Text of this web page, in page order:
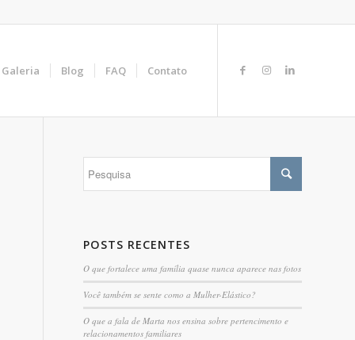
Galeria Blog FAQ Contato
POSTS RECENTES
O que fortalece uma família quase nunca aparece nas fotos
Você também se sente como a Mulher-Elástico?
O que a fala de Marta nos ensina sobre pertencimento e
relacionamentos familiares